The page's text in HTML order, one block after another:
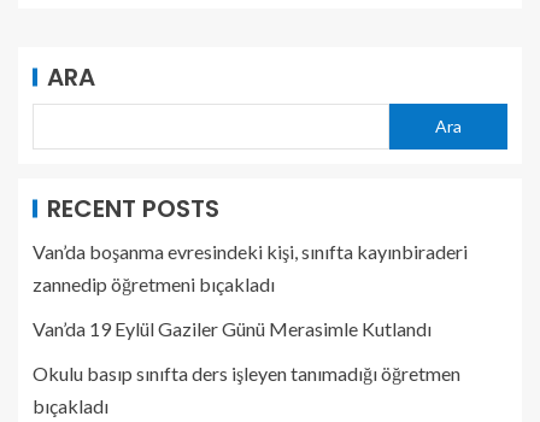
ARA
Ara
RECENT POSTS
Van’da boşanma evresindeki kişi, sınıfta kayınbiraderi
zannedip öğretmeni bıçakladı
Van’da 19 Eylül Gaziler Günü Merasimle Kutlandı
Okulu basıp sınıfta ders işleyen tanımadığı öğretmen
bıçakladı